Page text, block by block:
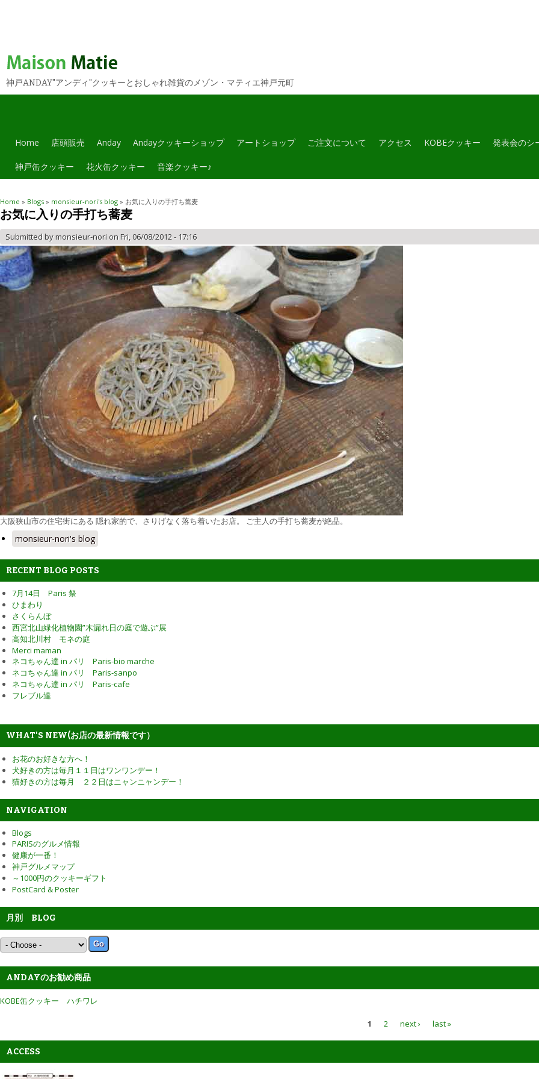
神戸ANDAY"アンディ"クッキーとおしゃれ雑貨のメゾン・マティエ神戸元町
Home 店頭販売 Anday Andayクッキーショップ アートショップ ご注文について アクセス KOBEクッキー 発表会のシ
神戸缶クッキー 花火缶クッキー 音楽クッキー♪
Home » Blogs » monsieur-nori's blog » お気に入りの手打ち蕎麦
お気に入りの手打ち蕎麦
Submitted bymonsieur-nori on Fri, 06/08/2012 - 17:16
大阪狭山市の住宅街にある 隠れ家的で、さりげなく落ち着いたお店。 ご主人の手打ち蕎麦が絶品。
monsieur-nori's blog
RECENT BLOG POSTS
7月14日 Paris 祭
ひまわり
さくらんぼ
西宮北山緑化植物園”木漏れ日の庭で遊ぶ”展
高知北川村 モネの庭
Merci maman
ネコちゃん達 in パリ Paris-bio marche
ネコちゃん達 in パリ Paris-sanpo
ネコちゃん達 in パリ Paris-cafe
フレブル達
WHAT'S NEW(お店の最新情報です）
お花のお好きな方へ！
犬好きの方は毎月１１日はワンワンデー！
猫好きの方は毎月 ２２日はニャンニャンデー！
NAVIGATION
Blogs
PARISのグルメ情報
健康が一番！
神戸グルメマップ
～1000円のクッキーギフト
PostCard & Poster
月別 BLOG
ANDAYのお勧め商品
KOBE缶クッキー ハチワレ
1 2 next › last »
ACCESS